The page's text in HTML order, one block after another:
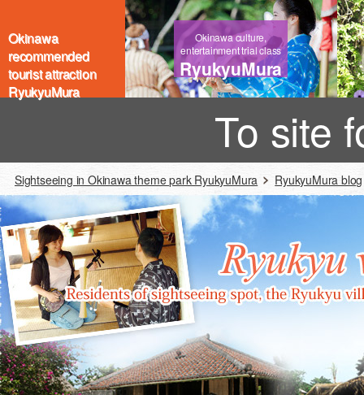
Okinawa
recommended
tourist attraction
RyukyuMura
Okinawa culture,
entertainment trial class
RyukyuMura
To site
Sightseeing in Okinawa theme park RyukyuMura RyukyuMura blog